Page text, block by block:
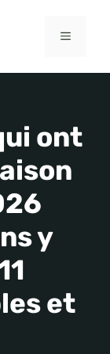
MENU
ont
y
et